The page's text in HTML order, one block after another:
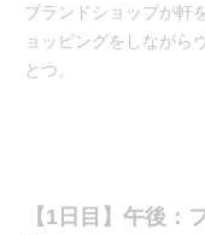
ブランドショップが軒
ョッピングをしながら
とつ。
【1日目】午後：